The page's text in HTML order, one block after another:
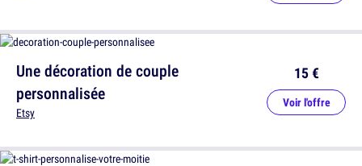
Une décoration de couple
personnalisée
Etsy
15 €
Voir l'offre